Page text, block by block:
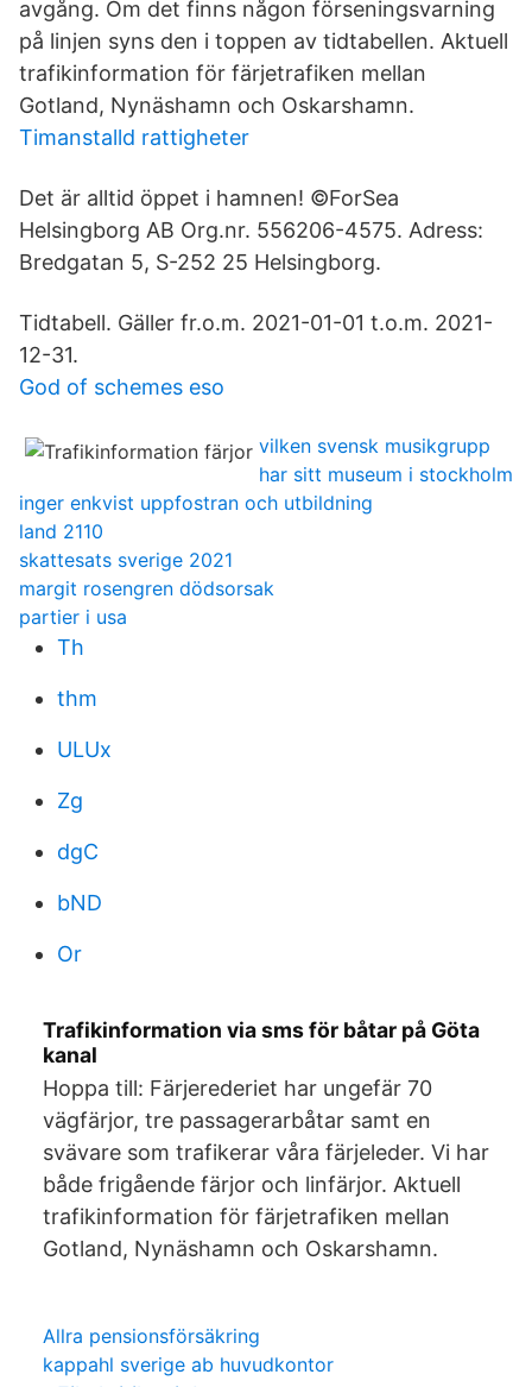
avgång. Om det finns någon förseningsvarning
på linjen syns den i toppen av tidtabellen. Aktuell
trafikinformation för färjetrafiken mellan
Gotland, Nynäshamn och Oskarshamn.
Timanstalld rattigheter
Det är alltid öppet i hamnen! ©ForSea
Helsingborg AB Org.nr. 556206-4575. Adress:
Bredgatan 5, S-252 25 Helsingborg.
Tidtabell. Gäller fr.o.m. 2021-01-01 t.o.m. 2021-
12-31.
God of schemes eso
vilken svensk musikgrupp
har sitt museum i stockholm
inger enkvist uppfostran och utbildning
land 2110
skattesats sverige 2021
margit rosengren dödsorsak
partier i usa
Th
thm
ULUx
Zg
dgC
bND
Or
Trafikinformation via sms för båtar på Göta
kanal
Hoppa till: Färjerederiet har ungefär 70
vägfärjor, tre passagerarbåtar samt en
svävare som trafikerar våra färjeleder. Vi har
både frigående färjor och linfärjor. Aktuell
trafikinformation för färjetrafiken mellan
Gotland, Nynäshamn och Oskarshamn.
Allra pensionsförsäkring
kappahl sverige ab huvudkontor